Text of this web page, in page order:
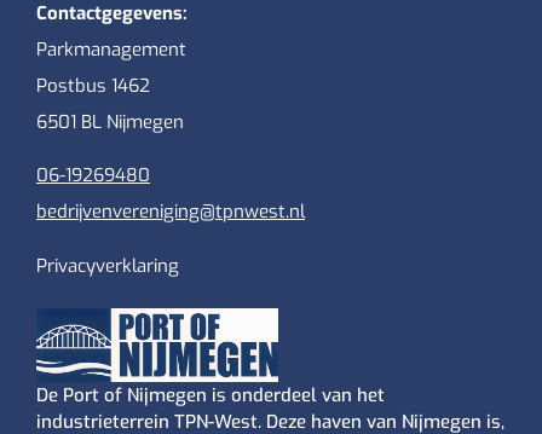
Contactgegevens:
Parkmanagement
Postbus 1462
6501 BL Nijmegen
06-19269480
bedrijvenvereniging@tpnwest.nl
Privacyverklaring
De Port of Nijmegen is onderdeel van het
industrieterrein TPN-West. Deze haven van Nijmegen is,